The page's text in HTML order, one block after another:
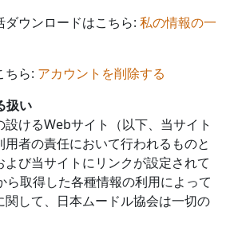
ウンロードはこちら: 私の情報の一
ちら: アカウントを削除する
扱い
けるWebサイト（以下、当サイト
者の責任において行われるものと
よび当サイトにリンクが設定されて
ら取得した各種情報の利用によって
して、日本ムードル協会は一切の